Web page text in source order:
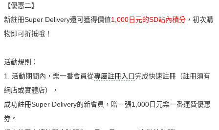
【優惠二】
新註冊Super Delivery還可獲得價值1,000日元的SD站內積分 ，初次購
物即可折抵哦！
活動規則：
1.
活動期間內，樂一番會員從專屬註冊入口完成快速註冊（註冊須有
網店或實體店），
成功註冊Super Delivery的新會員，贈一張1,000日元樂一番運費優惠
券。